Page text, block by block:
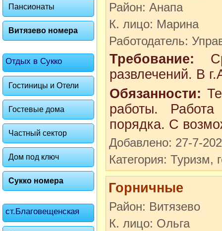
Пансионаты
Витязево номера
Отдых в Сукко
Гостиницы и Отели
Гостевые дома
Частный сектор
Дом под ключ
Сукко номера
ст.Благовещенская
Район: Анапа
К. лицо: Марина
Работодатель:
Требование:
развлечений. В
Обязанности:
работы.
порядка. С
Добавлено: 27-7-
Категория: Туризм,
Горничные
Район: Витязево
К. лицо: Ольга